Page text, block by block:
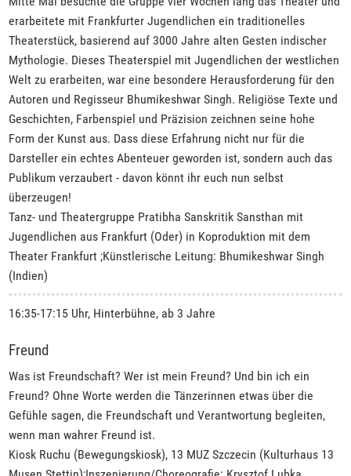
erarbeitete mit Frankfurter Jugendlichen ein traditionelles
Theaterstück, basierend auf 3000 Jahre alten Gesten indischer
Mythologie. Dieses Theaterspiel mit Jugendlichen der westlichen
Welt zu erarbeiten, war eine besondere Herausforderung für den
Autoren und Regisseur Bhumikeshwar Singh. Religiöse Texte und
Geschichten, Farbenspiel und Präzision zeichnen seine hohe
Form der Kunst aus. Dass diese Erfahrung nicht nur für die
Darsteller ein echtes Abenteuer geworden ist, sondern auch das
Publikum verzaubert - davon könnt ihr euch nun selbst
überzeugen!
Tanz- und Theatergruppe Pratibha Sanskritik Sansthan mit
Jugendlichen aus Frankfurt (Oder) in Koproduktion mit dem
Theater Frankfurt ;Künstlerische Leitung: Bhumikeshwar Singh
(Indien)
16:35-17:15 Uhr, Hinterbühne, ab 3 Jahre
Freund
Was ist Freundschaft? Wer ist mein Freund? Und bin ich ein
Freund? Ohne Worte werden die Tänzerinnen etwas über die
Gefühle sagen, die Freundschaft und Verantwortung begleiten,
wenn man wahrer Freund ist.
Kiosk Ruchu (Bewegungskiosk), 13 MUZ Szczecin (Kulturhaus 13